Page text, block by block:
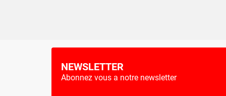
NEWSLETTER
Abonnez vous a notre newsletter